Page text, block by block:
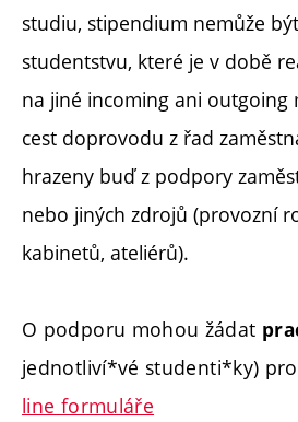
studiu, stipendium nemůže
studentstvu, které je v době
na jiné incoming ani outgoing
cest doprovodu z řad
hrazeny buď z podpory
nebo jiných zdrojů (provozní
kabinetů, ateliérů).
O podporu mohou žádat
jednotliví*vé studenti*ky)
line formuláře